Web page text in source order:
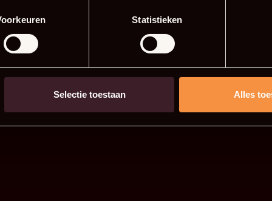
Statistieken
Selectie toestaan Alles